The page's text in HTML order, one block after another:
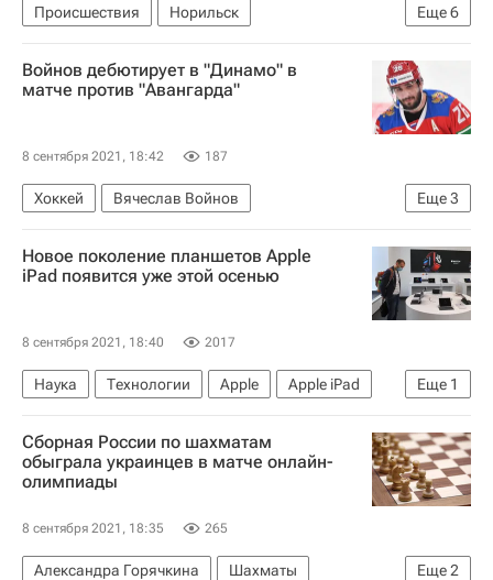
Еще6
Происшествия
Норильск
Владимир Колокольцев
Министерство внутренних дел РФ (МВД России)
Евгений Зиничев
Россия
Погиб глава МЧС Зиничев
Войнов дебютирует в "Динамо" в
матче против "Авангарда"
8 сентября 2021, 18:42 187
Еще3
Хоккей
Вячеслав Войнов
ХК Динамо (Москва)
Авангард
Эрик О′Делл
Новое поколение планшетов Apple
iPad появится уже этой осенью
8 сентября 2021, 18:40 2017
Еще 1
Наука Технологии Apple
Apple iPad
Apple iPhone
Сборная России по шахматам
обыграла украинцев в матче онлайн-
олимпиады
8 сентября 2021, 18:35 265
Еще2
Александра Горячкина
Шахматы